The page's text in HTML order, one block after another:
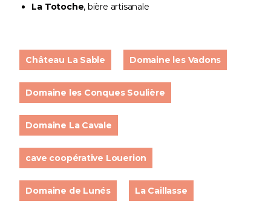
La Totoche, bière artisanale
Château La Sable Domaine les Vadons
Domaine les Conques Soulière
Domaine La Cavale
cave coopérative Louerion
Domaine de Lunés La Caillasse